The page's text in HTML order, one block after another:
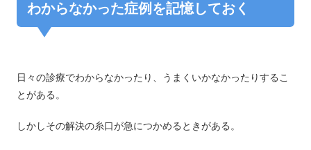
わからなかった症例を記憶しておく
日々の診療でわからなかったり、うまくいかなかったりするこ
とがある。
しかしその解決の糸口が急につかめるときがある。